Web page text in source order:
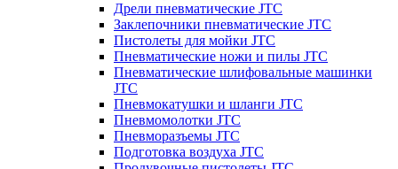
Дрели пневматические JTC
Заклепочники пневматические JTC
Пистолеты для мойки JTC
Пневматические ножи и пилы JTC
Пневматические шлифовальные машинки
JTC
Пневмокатушки и шланги JTC
Пневмомолотки JTC
Пневморазъемы JTC
Подготовка воздуха JTC